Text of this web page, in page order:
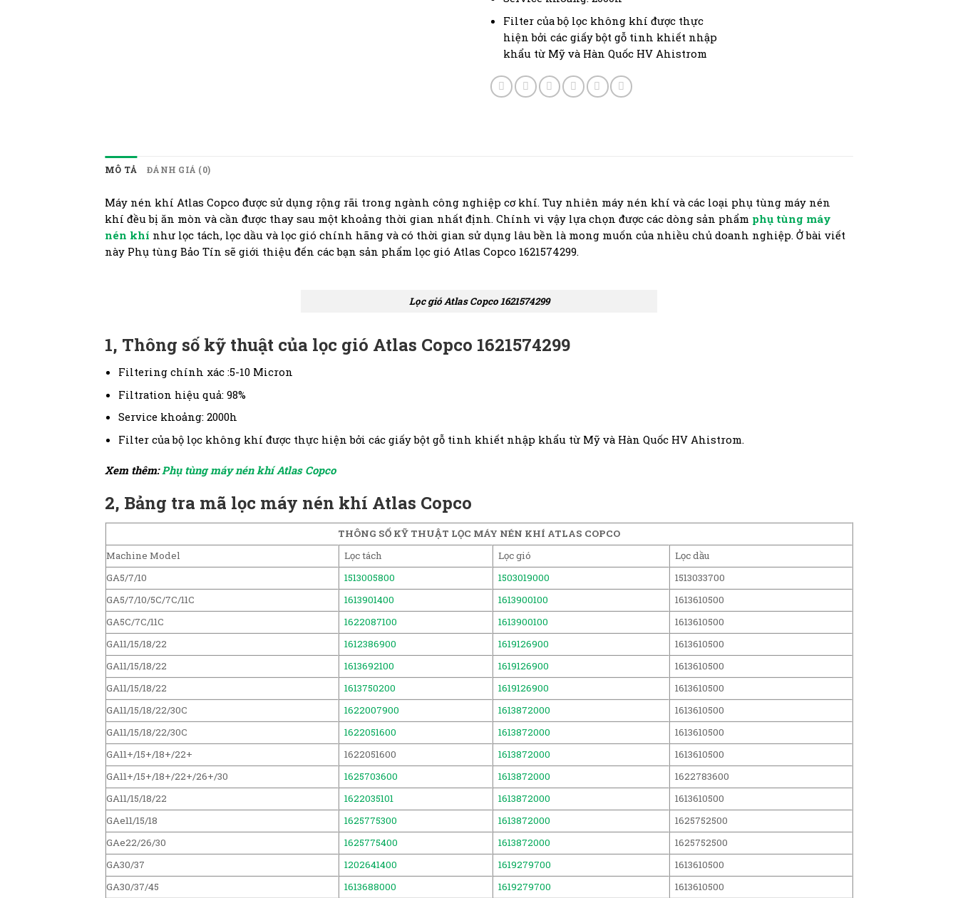
Filter của bộ lọc không khí được thực
hiện bởi các giấy bột gỗ tinh khiết nhập
khẩu từ Mỹ và Hàn Quốc HV Ahistrom
MÔ TẢ ĐÁNH GIÁ (0)
Máy nén khí Atlas Copco được sử dụng rộng rãi trong ngành công nghiệp cơ khí. Tuy nhiên máy nén khí và các loại phụ tùng máy nén
khí đều bị ăn mòn và cần được thay sau một khoảng thời gian nhất định. Chính vì vậy lựa chọn được các dòng sản phẩm phụ tùng máy
nén khí như lọc tách, lọc dầu và lọc gió chính hãng và có thời gian sử dụng lâu bền là mong muốn của nhiều chủ doanh nghiệp. Ở bài viết
này Phụ tùng Bảo Tín sẽ giới thiệu đến các bạn sản phẩm lọc gió Atlas Copco 1621574299.
Lọc gió Atlas Copco 1621574299
1, Thông số kỹ thuật của lọc gió Atlas Copco 1621574299
Filtering chính xác :5-10 Micron
Filtration hiệu quả: 98%
Service khoảng: 2000h
Filter của bộ lọc không khí được thực hiện bởi các giấy bột gỗ tinh khiết nhập khẩu từ Mỹ và Hàn Quốc HV Ahistrom.
Xem thêm:Phụ tùng máy nén khí Atlas Copco
2, Bảng tra mã lọc máy nén khí Atlas Copco
THÔNG SỐ KỸ THUẬT LỌC MÁY NÉN KHÍ ATLAS COPCO
Machine Model
Lọc tách Lọc gió
Lọc dầu
GA5/7/10
1513005800 1503019000
1513033700
GA5/7/10/5C/7C/11C
1613901400 1613900100
1613610500
GA5C/7C/11C
1622087100 1613900100
1613610500
GA11/15/18/22
1612386900 1619126900
1613610500
GA11/15/18/22
1613692100 1619126900
1613610500
GA11/15/18/22
1613750200 1619126900
1613610500
GA11/15/18/22/30C
1622007900 1613872000
1613610500
GA11/15/18/22/30C
1622051600 1613872000
1613610500
GA11+/15+/18+/22+
1622051600 1613872000
1613610500
GA11+/15+/18+/22+/26+/30
1625703600 1613872000
1622783600
GA11/15/18/22
1622035101 1613872000
1613610500
GAe11/15/18
1625775300 1613872000
1625752500
GAe22/26/30
1625775400 1613872000
1625752500
GA30/37
1202641400 1619279700
1613610500
GA30/37/45
1613688000 1619279700
1613610500